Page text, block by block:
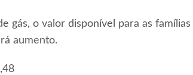
gás, o valor disponível para as famílias
aumento.